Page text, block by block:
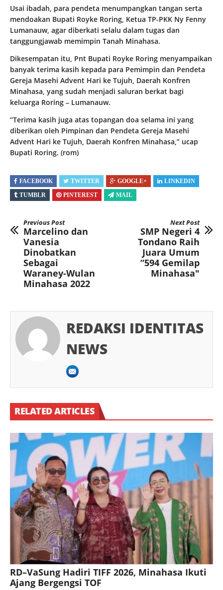
Usai ibadah, para pendeta menumpangkan tangan serta
mendoakan Bupati Royke Roring, Ketua TP-PKK Ny Fenny
Lumanauw, agar diberkati selalu dalam tugas dan
tanggungjawab memimpin Tanah Minahasa.
Dikesempatan itu, Pnt Bupati Royke Roring menyampaikan
banyak terima kasih kepada para Pemimpin dan Pendeta
Gereja Masehi Advent Hari ke Tujuh, Daerah Konfren
Minahasa, yang sudah menjadi saluran berkat bagi
keluarga Roring – Lumanauw.
“Terima kasih juga atas topangan doa selama ini yang
diberikan oleh Pimpinan dan Pendeta Gereja Masehi
Advent Hari ke Tujuh, Daerah Konfren Minahasa,” ucap
Bupati Roring. (rom)
FACEBOOK TWITTER GOOGLE+
LINKEDIN
TUMBLR
PINTEREST MAIL
Previous Post
Marcelino dan
Vanesia
Dinobatkan
Sebagai
Waraney-Wulan
Minahasa 2022
Next Post
SMP Negeri 4
Tondano Raih
Juara Umum
“594 Gemilap
Minahasa"
REDAKSI IDENTITAS
NEWS
RELATED ARTICLES
RD–VaSung Hadiri TIFF 2026, Minahasa Ikuti
Ajang Bergengsi TOF